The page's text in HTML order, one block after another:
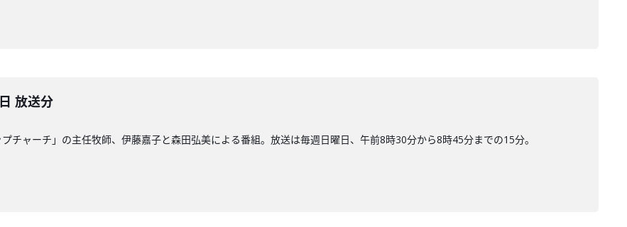
放送分
チャーチ」の主任牧師、伊藤嘉子と森田弘美による番組。放送は毎週日曜日、午前8時30分から8時45分までの15分。